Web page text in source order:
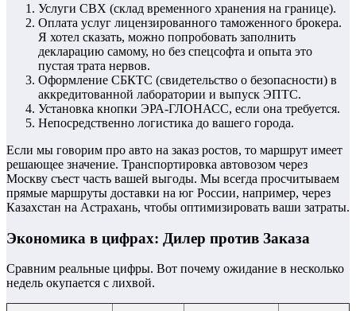
Услуги СВХ (склад временного хранения на границе).
Оплата услуг лицензированного таможенного брокера.
Я хотел сказать, можно попробовать заполнить
декларацию самому, но без спецсофта и опыта это
пустая трата нервов.
Оформление СБКТС (свидетельство о безопасности) в
аккредитованной лаборатории и выпуск ЭПТС.
Установка кнопки ЭРА-ГЛОНАСС, если она требуется.
Непосредственно логистика до вашего города.
Если мы говорим про авто на заказ ростов, то маршрут имеет
решающее значение. Транспортировка автовозом через
Москву съест часть вашей выгоды. Мы всегда просчитываем
прямые маршруты доставки на юг России, например, через
Казахстан на Астрахань, чтобы оптимизировать ваши затраты.
Экономика в цифрах: Дилер против Заказа
Сравним реальные цифры. Вот почему ожидание в несколько
недель окупается с лихвой.